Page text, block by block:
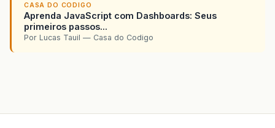
CASA DO CODIGO
Aprenda JavaScript com Dashboards: Seus
primeiros passos...
Por Lucas Tauil — Casa do Codigo